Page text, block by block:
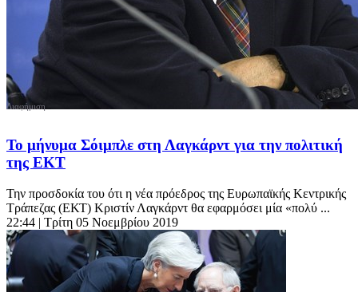
Το μήνυμα Σόιμπλε στη Λαγκάρντ για την πολιτική
της ΕΚΤ
Την προσδοκία του ότι η νέα πρόεδρος της Ευρωπαϊκής Κεντρικής
Τράπεζας (ΕΚΤ) Κριστίν Λαγκάρντ θα εφαρμόσει μία «πολύ ...
22:44 | Τρίτη 05 Νοεμβρίου 2019